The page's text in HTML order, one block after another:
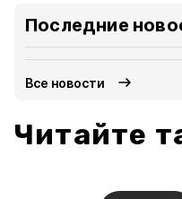
Последние
Все новости
Читайте